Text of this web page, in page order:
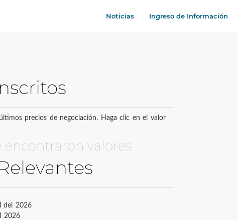
Noticias Ingreso de Información
precios de negociación. Haga clic en el valor
encontraron valores
del 2026
2026